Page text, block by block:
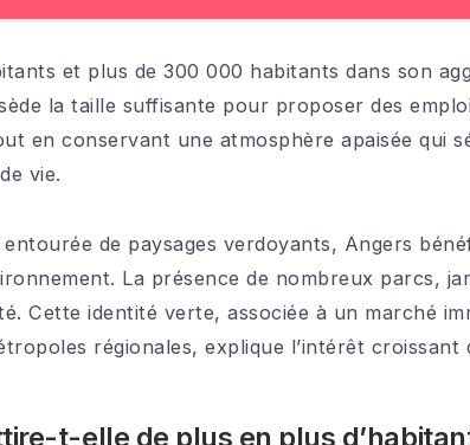
et plus de 300 000 habitants dans son
la taille suffisante pour proposer des
en conservant une atmosphère apaisée qui
vie.
de paysages verdoyants, Angers
La présence de nombreux parcs,
Cette identité verte, associée à un marché
régionales, explique l’intérêt croissant
t-elle de plus en plus